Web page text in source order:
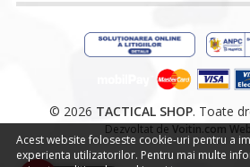
© 2026 TACTICAL SHOP. Toate
Dezvoltat de Voitin.com
Acest website foloseste cookie-uri pentru a
experienta utilizatorilor. Pentru mai multe